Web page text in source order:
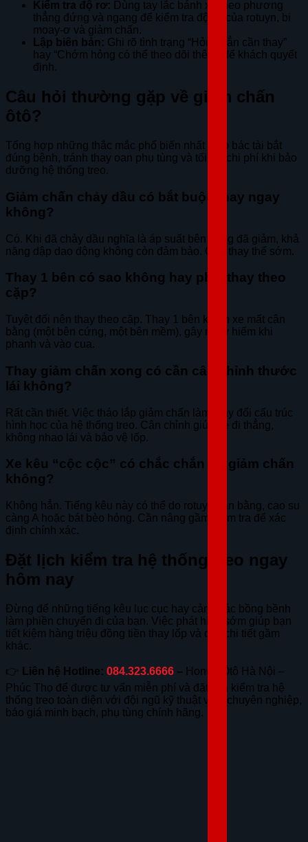
Kiểm tra độ rơ: Dùng tay lắc bánh xe theo phương
thẳng đứng và ngang để kiểm tra độ rơ của rotuyn, bi
moay-ơ và giảm chấn.
Lập biên bản: Ghi rõ tình trạng “Hỏng hẳn cần thay”
hay “Chớm hỏng có thể theo dõi thêm” để khách quyết
định.
Câu hỏi thường gặp về giảm chấn
ôtô?
Tổng hợp những thắc mắc phổ biến nhất giúp bác tài bắt
đúng bệnh, tránh thay oan phụ tùng và tối ưu chi phí khi bảo
dưỡng hệ thống treo.
Giảm chấn chảy dầu có bắt buộc thay ngay
không?
Có. Khi đã chảy dầu nghĩa là áp suất bên trong đã giảm, khả
năng dập dao động không còn đảm bảo. Cần thay thế sớm.
Thay 1 bên có sao không hay phải thay theo
cặp?
Tuyệt đối nên thay theo cặp. Thay 1 bên khiến xe mất cân
bằng (một bên cứng, một bên mềm), gây nguy hiểm khi
phanh và vào cua.
Thay giảm chấn xong có cần cân chỉnh thước
lái không?
Rất cần thiết. Việc tháo lắp giảm chấn làm thay đổi cấu trúc
hình học của hệ thống treo. Cân chỉnh giúp xe đi thẳng,
không nhao lái và bảo vệ lốp.
Xe kêu “cộc cộc” có chắc chắn do giảm chấn
không?
Không hẳn. Tiếng kêu này có thể do rotuyn cân bằng, cao su
càng A hoặc bát bèo hỏng. Cần nâng gầm kiểm tra để xác
định chính xác.
Đặt lịch kiểm tra hệ thống treo ngay
hôm nay
Đừng để những tiếng kêu lục cục hay cảm giác bồng bềnh
làm phiền chuyến đi của bạn. Việc phát hiện sớm giúp bạn
tiết kiệm hàng triệu đồng tiền thay lốp và các chi tiết gầm
khác.
👉 Liên hệ Hotline: 084.323.6666 – Honda Ôtô Hà Nội –
Phúc Thọ để được tư vấn miễn phí và đặt lịch kiểm tra hệ
thống treo toàn diện với đội ngũ kỹ thuật viên chuyên nghiệp,
báo giá minh bạch, phụ tùng chính hãng.